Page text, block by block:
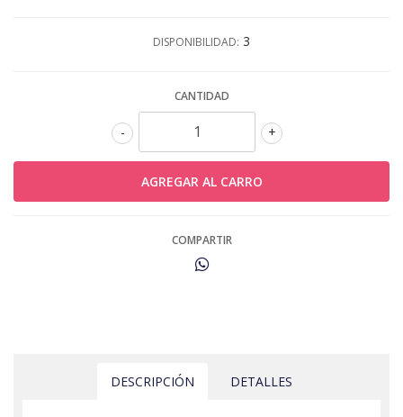
DISPONIBILIDAD: 3
CANTIDAD
+
-
COMPARTIR
DESCRIPCIÓN DETALLES